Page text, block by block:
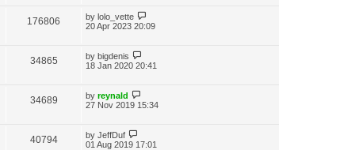
176806 by lolo_vette
20 Apr 2023 20:09
34865 by bigdenis
18 Jan 2020 20:41
34689 by reynald
27 Nov 2019 15:34
40794 by JeffDuf
01 Aug 2019 17:01